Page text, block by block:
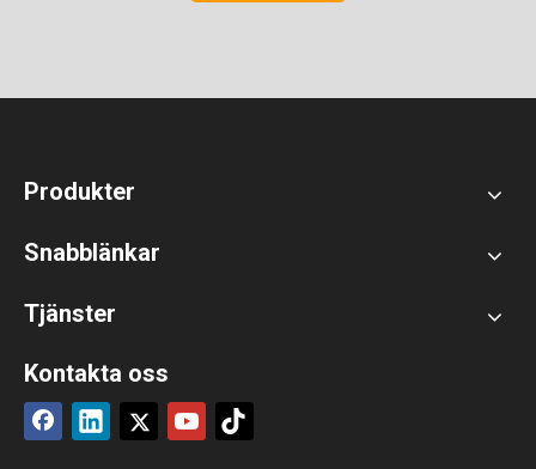
Produkter
Snabblänkar
Tjänster
Kontakta oss